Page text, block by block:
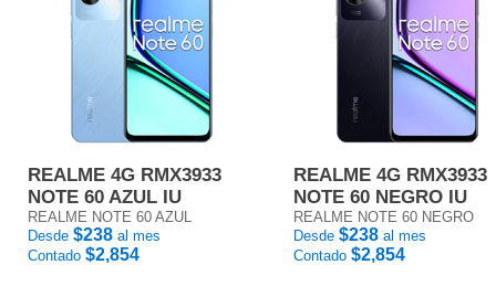
REALME 4G RMX3933
NOTE 60 AZUL IU
REALME NOTE 60 AZUL
Desde $238 al mes
Contado $2,854
REALME 4G RMX3933
NOTE 60 NEGRO IU
REALME NOTE 60 NEGRO
Desde $238 al mes
Contado $2,854